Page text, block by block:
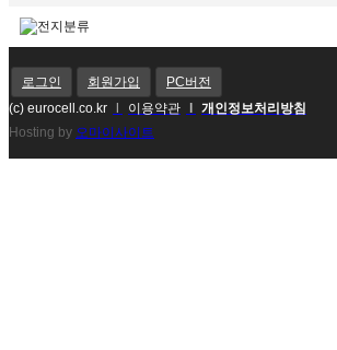
로그인 회원가입
PC버전
(c) eurocell.co.kr
이용약관
개인정보처리방침
Hosting by 오마이사이트